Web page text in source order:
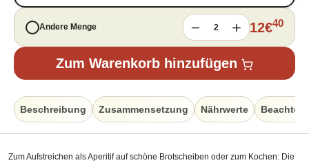
Andere Menge 2 12€40
Zum Warenkorb hinzufügen
Beschreibung Zusammensetzung Nährwerte Beachten
Zum Aufstreichen als Aperitif auf schöne Brotscheiben oder zum Kochen: Die